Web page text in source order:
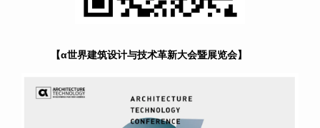
【α世界建筑设计与技术革新大会暨展览会】